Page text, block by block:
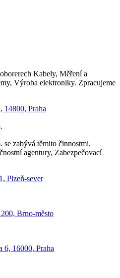
Kabely, Měření a
Výroba elektroniky. Zpracujeme
14800, Praha
se zabývá těmito činnostmi.
agentury, Zabezpečovací
Plzeň-sever
Brno-město
6, 16000, Praha